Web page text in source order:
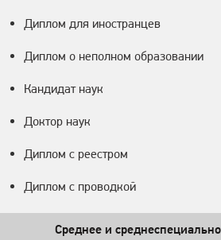
Диплом для иностранцев
Диплом о неполном образовании
Кандидат наук
Доктор наук
Диплом с реестром
Диплом с проводкой
Среднее и